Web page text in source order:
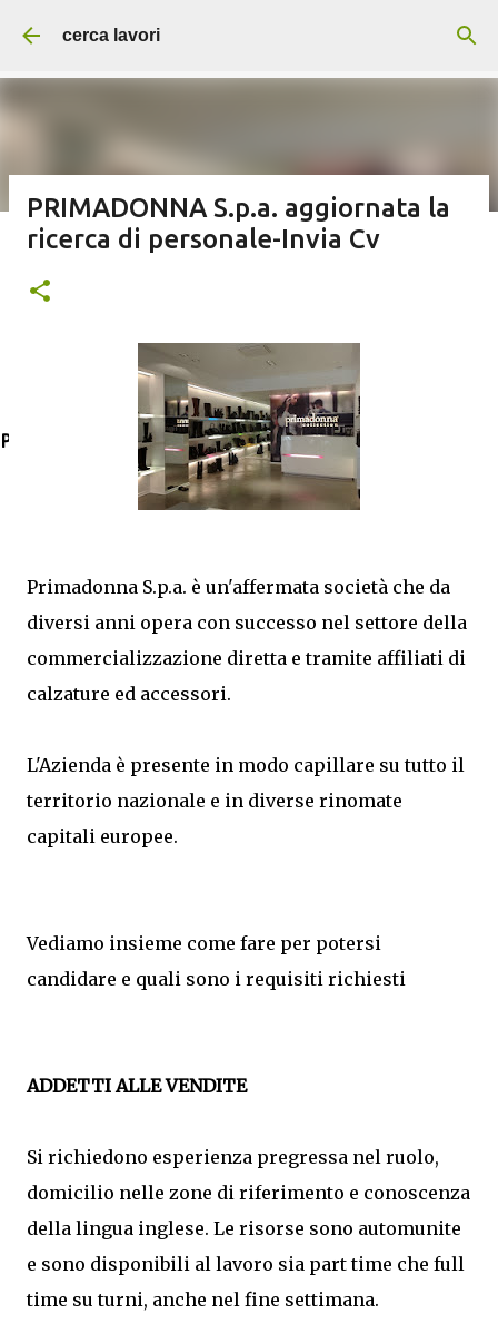
Passa ai contenuti principali
cerca lavori
Post in evidenza
Addetti/e alle pulizie servizi per
aziende e supermercati
PRIMADONNA S.p.a. aggiornata la
ricerca di personale-Invia Cv
Primadonna S.p.a. è un'affermata società che da
diversi anni opera con successo nel settore della
commercializzazione diretta e tramite affiliati di
calzature ed accessori.
L'Azienda è presente in modo capillare su tutto il
territorio nazionale e in diverse rinomate
capitali europee.
Vediamo insieme come fare per potersi
candidare e quali sono i requisiti richiesti
ADDETTI ALLE VENDITE
Si richiedono esperienza pregressa nel ruolo,
domicilio nelle zone di riferimento e conoscenza
della lingua inglese. Le risorse sono automunite
e sono disponibili al lavoro sia part time che full
time su turni, anche nel fine settimana.